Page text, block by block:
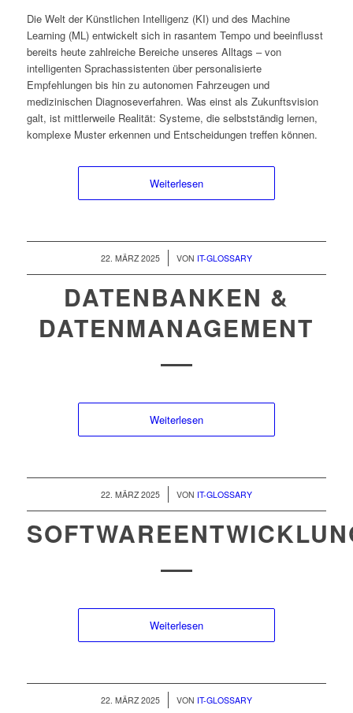
Die Welt der Künstlichen Intelligenz (KI) und des Machine
Learning (ML) entwickelt sich in rasantem Tempo und beeinflusst
bereits heute zahlreiche Bereiche unseres Alltags – von
intelligenten Sprachassistenten über personalisierte
Empfehlungen bis hin zu autonomen Fahrzeugen und
medizinischen Diagnoseverfahren. Was einst als Zukunftsvision
galt, ist mittlerweile Realität: Systeme, die selbstständig lernen,
komplexe Muster erkennen und Entscheidungen treffen können.
Weiterlesen
22. MÄRZ 2025
/ VON IT-GLOSSARY
DATENBANKEN &
DATENMANAGEMENT
Weiterlesen
22. MÄRZ 2025
/ VON IT-GLOSSARY
Weiterlesen
22. MÄRZ 2025
/ VON IT-GLOSSARY